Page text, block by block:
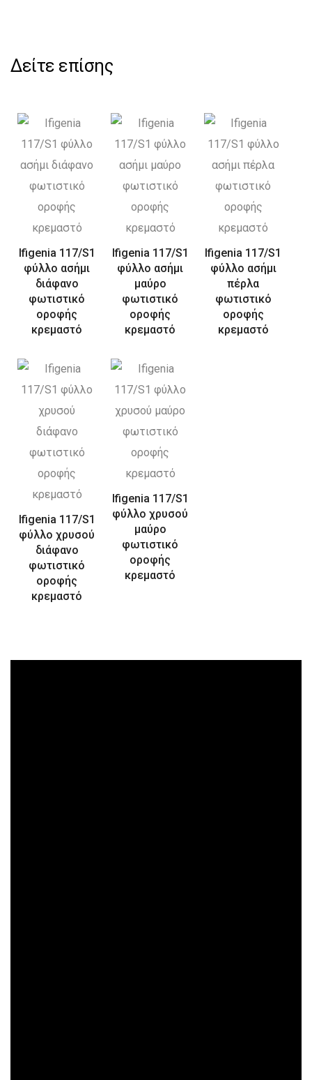
Δείτε επίσης
Ifigenia 117/S1
φύλλο ασήμι
διάφανο
φωτιστικό
οροφής
κρεμαστό
Ifigenia 117/S1
φύλλο ασήμι
μαύρο
φωτιστικό
οροφής
κρεμαστό
Ifigenia 117/S1
φύλλο ασήμι
πέρλα
φωτιστικό
οροφής
κρεμαστό
Ifigenia 117/S1
φύλλο χρυσού
διάφανo
φωτιστικό
οροφής
κρεμαστό
Ifigenia 117/S1
φύλλο χρυσού
μαύρο
φωτιστικό
οροφής
κρεμαστό